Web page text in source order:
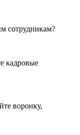
сотрудникам?
кадровые
воронку,